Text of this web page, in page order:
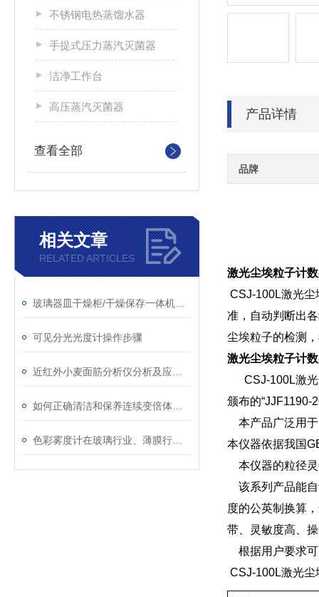
不锈钢电热蒸馏水器
手提式压力蒸汽灭菌器
洁净工作台
高压蒸汽灭菌器
查看全部
相关文章
RELATED ARTICLES
可见分光光度计操作步骤
产品详情
品牌
激光尘埃粒子计
CSJ-100L激光尘
准，自动判断出
尘埃粒子的检测
激光尘埃粒子计
CSJ-100L激光
颁布的“JJF1190-
本产品广泛用于
本仪器依据我国
本仪器的粒径灵
该系列产品能自
度的公英制换算
带、灵敏度高、
根据用户要求可
CSJ-100L激光尘